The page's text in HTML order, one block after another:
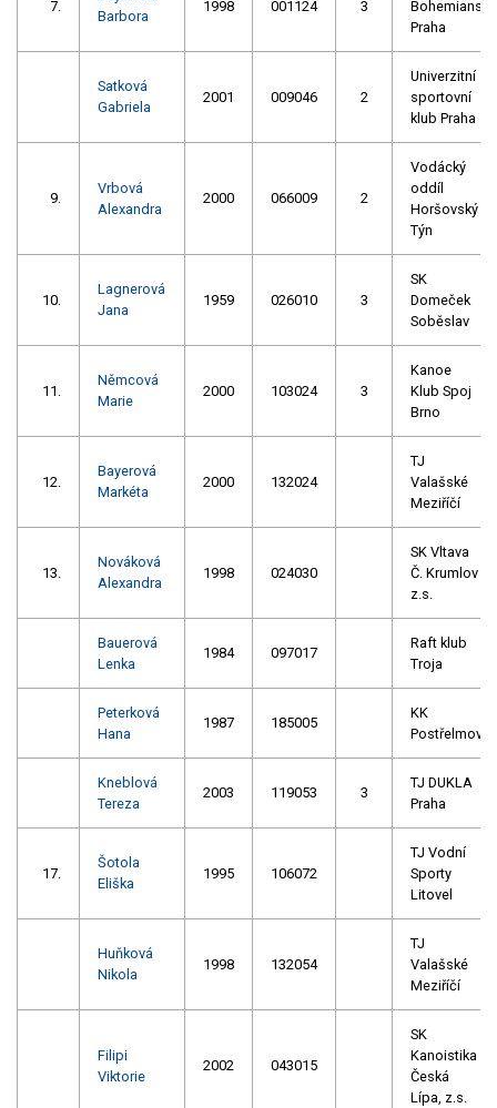
7.
Barbora
1998 001124 3
Bohemians
Praha
Satková
Gabriela
2001 009046 2
Univerzitní
sportovní
klub Praha
9.
Vrbová
Alexandra
2000 066009 2
Vodácký
oddíl
Horšovský
Týn
10.
Lagnerová
Jana
1959 026010 3
SK
Domeček
Soběslav
11.
Němcová
Marie
2000 103024 3
Kanoe
Klub Spoj
Brno
12.
Bayerová
Markéta
2000 132024
TJ
Valašské
Meziříčí
13.
Nováková
Alexandra
1998 024030
SK Vltava
Č. Krumlov
z.s.
Bauerová
Lenka
1984 097017
Raft klub
Troja
Peterková
Hana
1987 185005
KK
Postřelmov
Kneblová
Tereza
2003 119053 3
TJ DUKLA
Praha
17.
Šotola
Eliška
1995 106072
TJ Vodní
Sporty
Litovel
Huňková
Nikola
1998 132054
TJ
Valašské
Meziříčí
Filipi
Viktorie
2002 043015
SK
Kanoistika
Česká
Lípa, z.s.